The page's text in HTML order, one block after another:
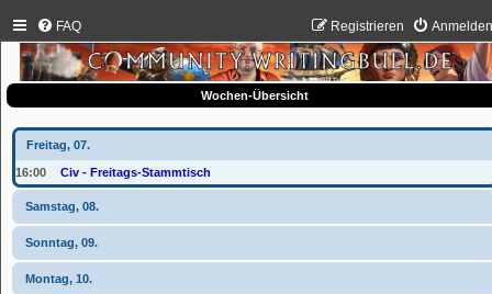
FAQ Registrieren
Wochen-Übersicht
Freitag, 07.
16:00 Civ - Freitags-Stammtisch
Samstag, 08.
Sonntag, 09.
Montag, 10.